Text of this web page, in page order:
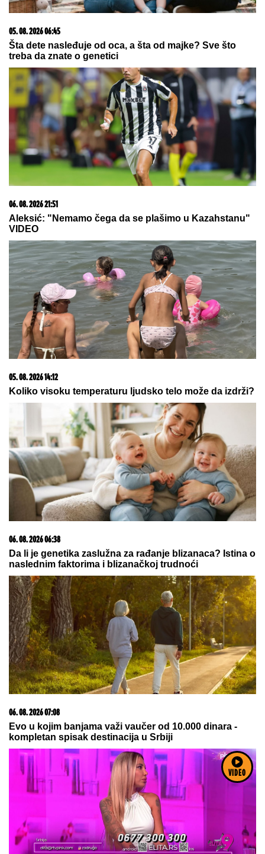
VIDEO
05. 08. 2026 06:45
Šta dete nasleđuje od oca, a šta od majke? Sve što
treba da znate o genetici
06. 08. 2026 21:51
Aleksić: "Nemamo čega da se plašimo u Kazahstanu"
VIDEO
05. 08. 2026 14:12
Koliko visoku temperaturu ljudsko telo može da izdrži?
06. 08. 2026 06:38
Da li je genetika zaslužna za rađanje blizanaca? Istina o
naslednim faktorima i blizanačkoj trudnoći
06. 08. 2026 07:08
Evo u kojim banjama važi vaučer od 10.000 dinara -
kompletan spisak destinacija u Srbiji